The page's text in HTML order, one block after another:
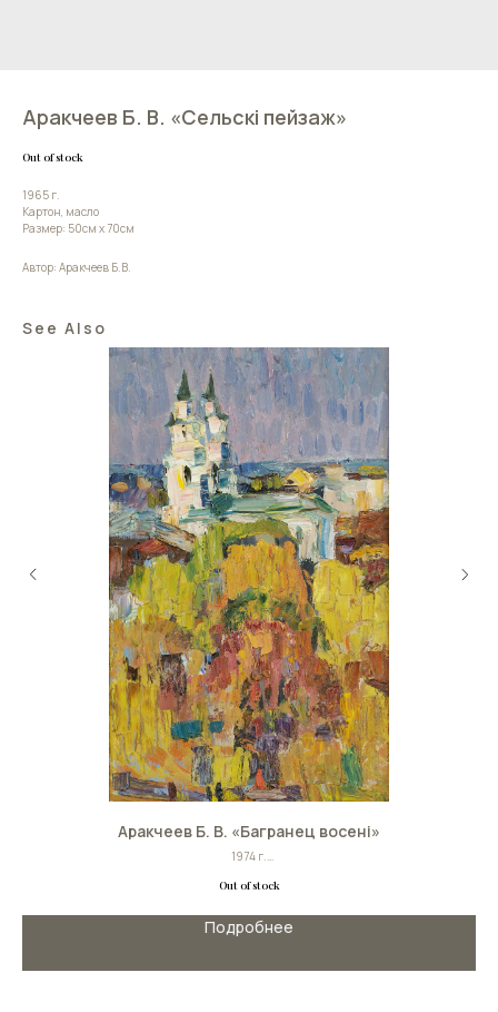
Аракчеев Б. В. «Сельскі пейзаж»
Out of stock
1965 г.
Картон, масло
Размер: 50см х 70см
Автор: Аракчеев Б.В.
See Also
Аракчеев Б. В. «Багранец восені»
1974 г.
Размер: 80см х 50см
Out of stock
Подробнее